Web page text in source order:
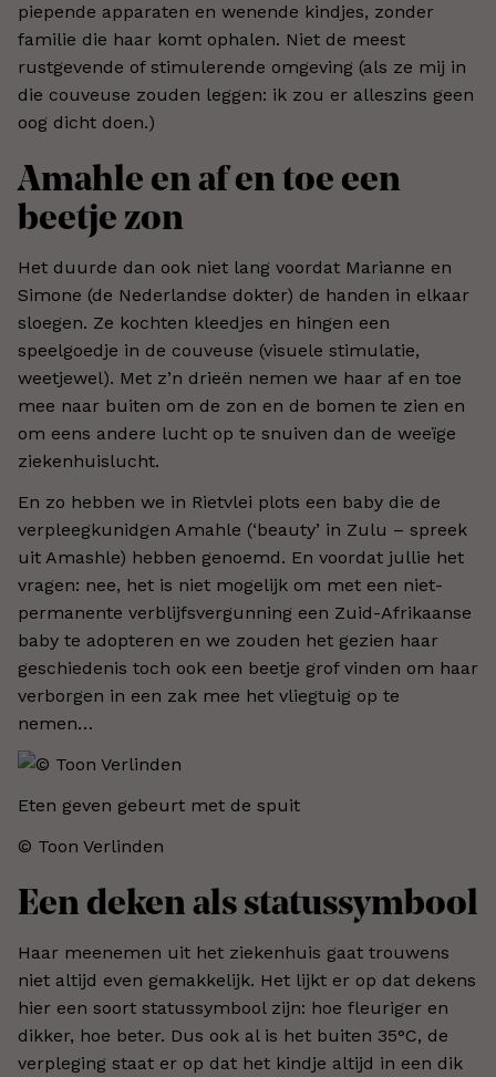
piepende apparaten en wenende kindjes, zonder
familie die haar komt ophalen. Niet de meest
rustgevende of stimulerende omgeving (als ze mij in
die couveuse zouden leggen: ik zou er alleszins geen
oog dicht doen.)
Amahle en af en toe een
beetje zon
Het duurde dan ook niet lang voordat Marianne en
Simone (de Nederlandse dokter) de handen in elkaar
sloegen. Ze kochten kleedjes en hingen een
speelgoedje in de couveuse (visuele stimulatie,
weetjewel). Met z’n drieën nemen we haar af en toe
mee naar buiten om de zon en de bomen te zien en
om eens andere lucht op te snuiven dan de weeïge
ziekenhuislucht.
En zo hebben we in Rietvlei plots een baby die de
verpleegkunidgen Amahle (‘beauty’ in Zulu – spreek
uit Amashle) hebben genoemd. En voordat jullie het
vragen: nee, het is niet mogelijk om met een niet-
permanente verblijfsvergunning een Zuid-Afrikaanse
baby te adopteren en we zouden het gezien haar
geschiedenis toch ook een beetje grof vinden om haar
verborgen in een zak mee het vliegtuig op te
nemen…
Eten geven gebeurt met de spuit
© Toon Verlinden
Een deken als statussymbool
Haar meenemen uit het ziekenhuis gaat trouwens
niet altijd even gemakkelijk. Het lijkt er op dat dekens
hier een soort statussymbool zijn: hoe fleuriger en
dikker, hoe beter. Dus ook al is het buiten 35°C, de
verpleging staat er op dat het kindje altijd in een dik